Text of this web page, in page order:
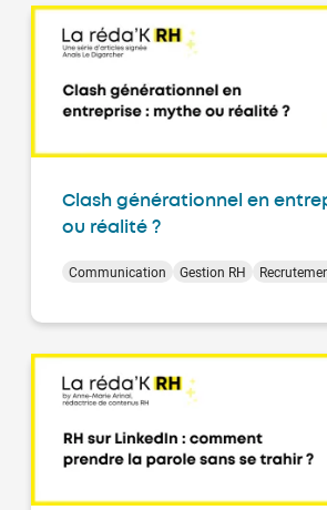
Clash générationnel en
ou réalité ?
Communication Gestion RH